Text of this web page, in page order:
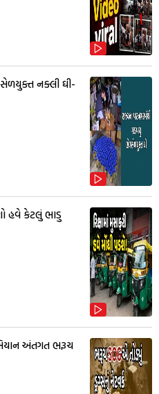
નક્લી ઘી-
હવે કેટલું ભાડુ
અંતગત ભરૂચ